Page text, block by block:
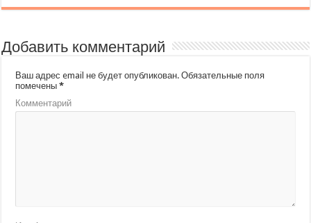
Добавить комментарий
Ваш адрес email не будет опубликован. Обязательные поля
помечены*
Комментарий